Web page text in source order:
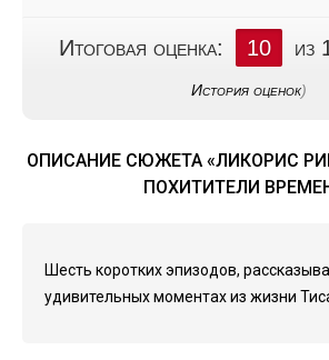
Итоговая оценка: 10 из
История оценок)
ОПИСАНИЕ СЮЖЕТА «ЛИКОРИС
ПОХИТИТЕЛИ
Шесть коротких эпизодов,
удивительных моментах из жизни